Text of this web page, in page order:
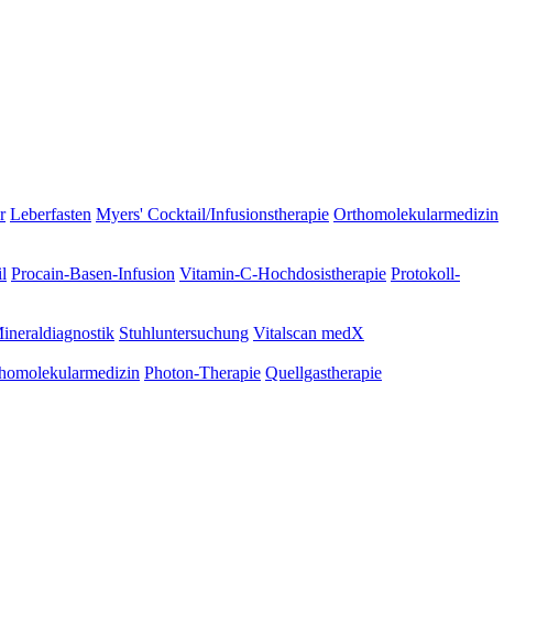
Leberfasten Myers' Cocktail/Infusionstherapie Orthomolekularmedizin
Procain-Basen-Infusion Vitamin-C-Hochdosistherapie Protokoll-
Stuhluntersuchung Vitalscan medX
Photon-Therapie Quellgastherapie